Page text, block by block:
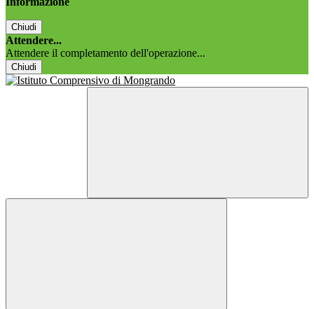
Chiudi
Attendere...
Attendere il completamento dell'operazione...
Chiudi